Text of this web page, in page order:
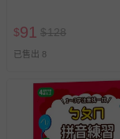
$91 $128
已售出 8